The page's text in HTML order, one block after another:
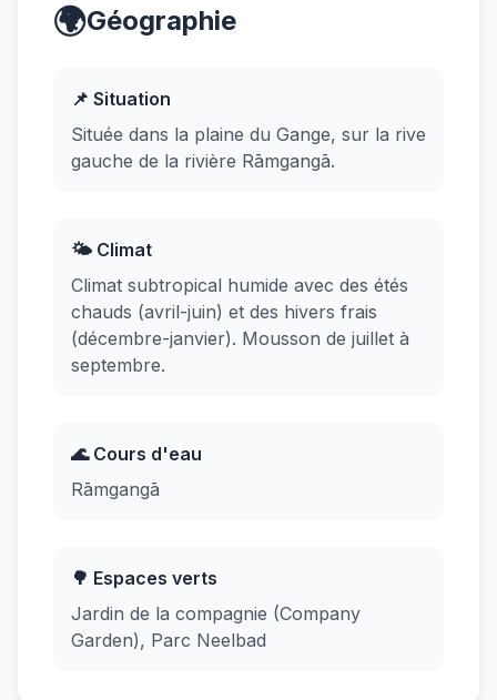
🌍Géographie
📌 Situation
Située dans la plaine du Gange, sur la rive
gauche de la rivière Rāmgangā.
🌤️ Climat
Climat subtropical humide avec des étés
chauds (avril-juin) et des hivers frais
(décembre-janvier). Mousson de juillet à
septembre.
🌊 Cours d'eau
Rāmgangā
🌳 Espaces verts
Jardin de la compagnie (Company
Garden), Parc Neelbad